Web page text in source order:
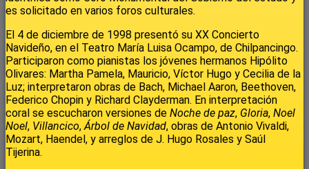
es solicitado en varios foros culturales.
El 4 de diciembre de 1998 presentó su XX Concierto
Navideño, en el Teatro María Luisa Ocampo, de Chilpancingo.
Participaron como pianistas los jóvenes hermanos Hipólito
Olivares: Martha Pamela, Mauricio, Víctor Hugo y Cecilia de la
Luz; interpretaron obras de Bach, Michael Aaron, Beethoven,
Federico Chopin y Richard Clayderman. En interpretación
coral se escucharon versiones de Noche de paz, Gloria, Noel
Noel, Villancico,Árbol de Navidad, obras de Antonio Vivaldi,
Mozart, Haendel, y arreglos de J. Hugo Rosales y Saúl
Tijerina.